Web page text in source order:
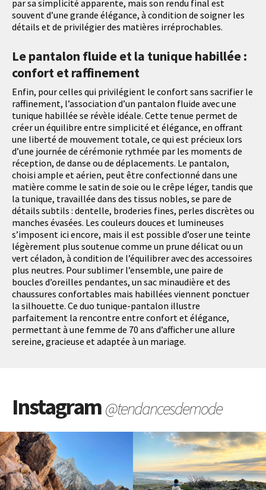
par sa simplicité apparente, mais son rendu final est
souvent d’une grande élégance, à condition de soigner les
détails et de privilégier des matières irréprochables.
Le pantalon fluide et la tunique habillée :
confort et raffinement
Enfin, pour celles qui privilégient le confort sans sacrifier le
raffinement, l’association d’un pantalon fluide avec une
tunique habillée se révèle idéale. Cette tenue permet de
créer un équilibre entre simplicité et élégance, en offrant
une liberté de mouvement totale, ce qui est précieux lors
d’une journée de cérémonie rythmée par les moments de
réception, de danse ou de déplacements. Le pantalon,
choisi ample et aérien, peut être confectionné dans une
matière comme le satin de soie ou le crêpe léger, tandis que
la tunique, travaillée dans des tissus nobles, se pare de
détails subtils : dentelle, broderies fines, perles discrètes ou
manches évasées. Les couleurs douces et lumineuses
s’imposent ici encore, mais il est possible d’oser une teinte
légèrement plus soutenue comme un prune délicat ou un
vert céladon, à condition de l’équilibrer avec des accessoires
plus neutres. Pour sublimer l’ensemble, une paire de
boucles d’oreilles pendantes, un sac minaudière et des
chaussures confortables mais habillées viennent ponctuer
la silhouette. Ce duo tunique-pantalon illustre
parfaitement la rencontre entre confort et élégance,
permettant à une femme de 70 ans d’afficher une allure
sereine, gracieuse et adaptée à un mariage.
Instagram@tendancesdemode